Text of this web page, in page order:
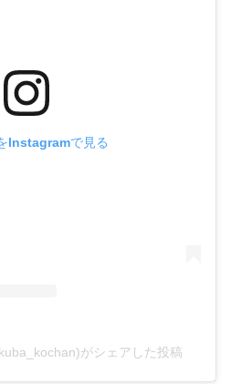
Instagramで見る
がシェアした投稿